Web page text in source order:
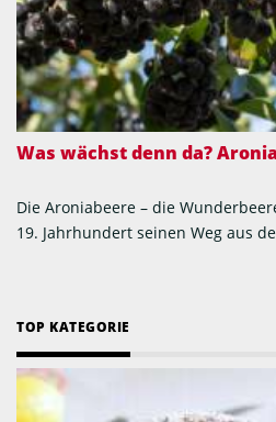
Was wächst denn da?
Die Aroniabeere – die
19. Jahrhundert seinen Weg aus
TOP KATEGORIE